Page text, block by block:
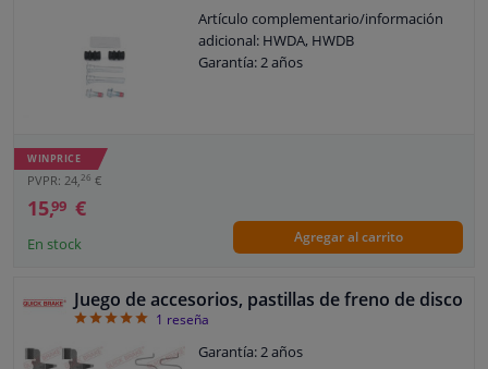
Artículo complementario/información
adicional: HWDA, HWDB
Garantía: 2 años
WINPRICE
PVPR: 24,26 €
15,99 €
En stock Agregar al carrito
Juego de accesorios, pastillas de freno de disco
51 reseña
Garantía: 2 años